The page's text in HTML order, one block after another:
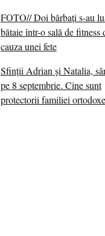
FOTO// Doi bărbați s-au
bătaie într-o sală de fitness
cauza unei fete
Sfinții Adrian și Natalia,
pe 8 septembrie. Cine sunt
protectorii familiei ortodoxe